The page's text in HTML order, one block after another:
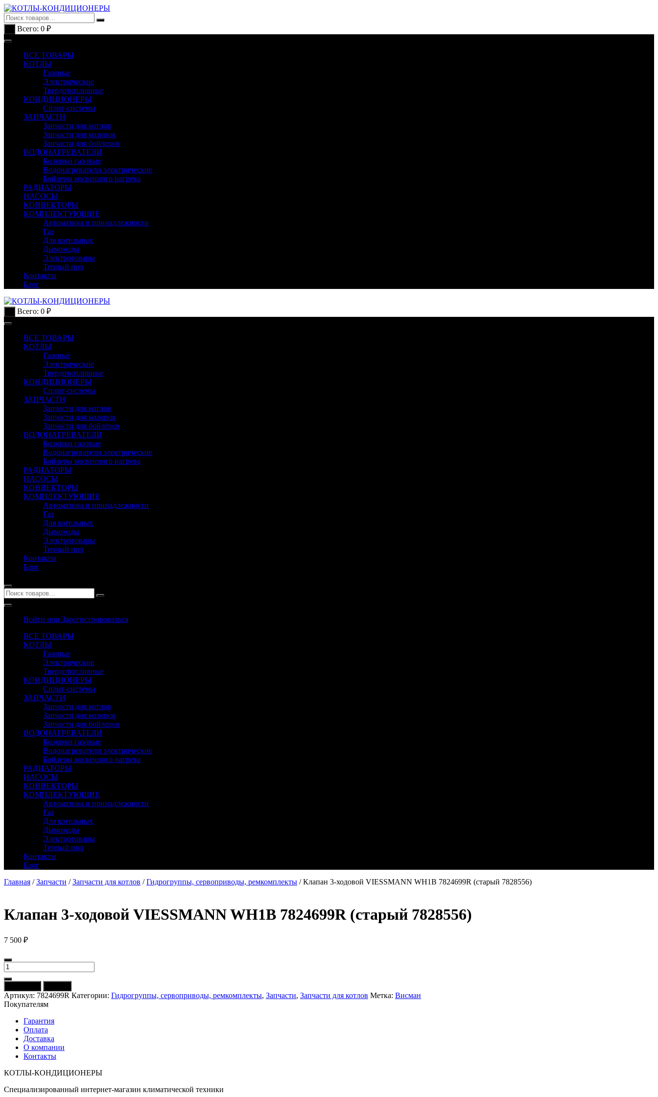
Перейти
к
содержимому
Всего: 0 ₽
ВСЕ ТОВАРЫ
КОТЛЫ
Газовые
Электрические
Твердотопливные
КОНДИЦИОНЕРЫ
Сплит-системы
ЗАПЧАСТИ
Запчасти для котлов
Запчасти для колонок
Запчасти для бойлеров
ВОДОНАГРЕВАТЕЛИ
Колонки газовые
Водонагреватели электрические
Бойлеры косвенного нагрева
РАДИАТОРЫ
НАСОСЫ
КОНВЕКТОРЫ
КОМПЛЕКТУЮЩИЕ
Автоматика и принадлежности
Газ
Для котельных
Дымоходы
Электротовары
Теплый пол
Контакты
Блог
Всего: 0 ₽
ВСЕ ТОВАРЫ
КОТЛЫ
Газовые
Электрические
Твердотопливные
КОНДИЦИОНЕРЫ
Сплит-системы
ЗАПЧАСТИ
Запчасти для котлов
Запчасти для колонок
Запчасти для бойлеров
ВОДОНАГРЕВАТЕЛИ
Колонки газовые
Водонагреватели электрические
Бойлеры косвенного нагрева
РАДИАТОРЫ
НАСОСЫ
КОНВЕКТОРЫ
КОМПЛЕКТУЮЩИЕ
Автоматика и принадлежности
Газ
Для котельных
Дымоходы
Электротовары
Теплый пол
Контакты
Блог
Войти или Зарегистрироваться
ВСЕ ТОВАРЫ
КОТЛЫ
Газовые
Электрические
Твердотопливные
КОНДИЦИОНЕРЫ
Сплит-системы
ЗАПЧАСТИ
Запчасти для котлов
Запчасти для колонок
Запчасти для бойлеров
ВОДОНАГРЕВАТЕЛИ
Колонки газовые
Водонагреватели электрические
Бойлеры косвенного нагрева
РАДИАТОРЫ
НАСОСЫ
КОНВЕКТОРЫ
КОМПЛЕКТУЮЩИЕ
Автоматика и принадлежности
Газ
Для котельных
Дымоходы
Электротовары
Теплый пол
Контакты
Блог
Главная /Запчасти /Запчасти для котлов /Гидрогруппы, сервоприводы, ремкомплекты / Клапан 3-ходовой VIESSMANN WH1B 7824699R (старый 7828556)
Клапан 3-ходовой VIESSMANN WH1B 7824699R (старый 7828556)
7 500 ₽
Количество
товара
Клапан
3-
ходовой
VIESSMANN
WH1B
7824699R
(старый
7828556)
Артикул: 7824699R Категории: Гидрогруппы, сервоприводы, ремкомплекты, Запчасти, Запчасти для котлов Метка: Висман
Покупателям
Гарантия
Оплата
Доставка
О компании
Контакты
КОТЛЫ-КОНДИЦИОНЕРЫ
Специализированный интернет-магазин климатической техники